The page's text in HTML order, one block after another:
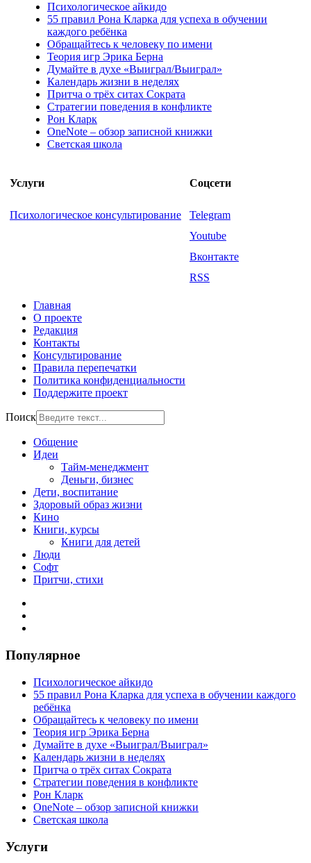
Психологическое айкидо
55 правил Рона Кларка для успеха в обучении
каждого ребёнка
Обращайтесь к человеку по имени
Теория игр Эрика Берна
Думайте в духе «Выиграл/Выиграл»
Календарь жизни в неделях
Притча о трёх ситах Сократа
Стратегии поведения в конфликте
Рон Кларк
OneNote – обзор записной книжки
Светская школа
Услуги Соцсети
Психологическое консультирование
Telegram
Youtube
Вконтакте
RSS
Главная
О проекте
Редакция
Контакты
Консультирование
Правила перепечатки
Политика конфиденциальности
Поддержите проект
Поиск
Общение
Идеи
Тайм-менеджмент
Деньги, бизнес
Дети, воспитание
Здоровый образ жизни
Кино
Книги, курсы
Книги для детей
Люди
Софт
Притчи, стихи
Популярное
Психологическое айкидо
55 правил Рона Кларка для успеха в обучении каждого
ребёнка
Обращайтесь к человеку по имени
Теория игр Эрика Берна
Думайте в духе «Выиграл/Выиграл»
Календарь жизни в неделях
Притча о трёх ситах Сократа
Стратегии поведения в конфликте
Рон Кларк
OneNote – обзор записной книжки
Светская школа
Услуги